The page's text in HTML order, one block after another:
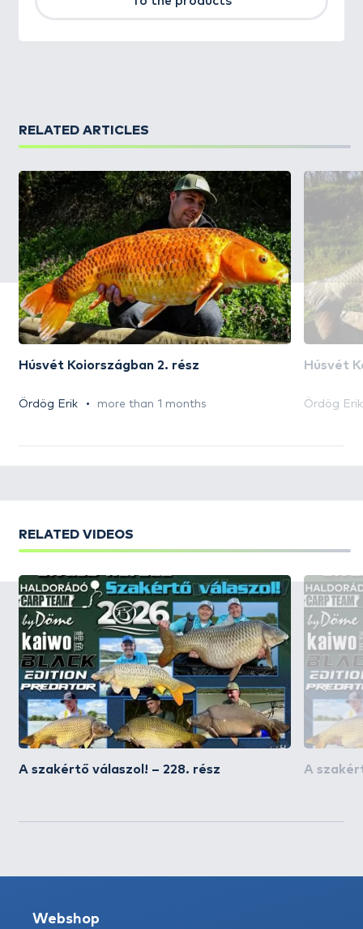
RELATED ARTICLES
Húsvét Koiországban 2. rész
Ördög Erik more than 1 months
Húsvét
Ördög Erik
RELATED VIDEOS
A szakértő válaszol! – 228. rész A
Webshop